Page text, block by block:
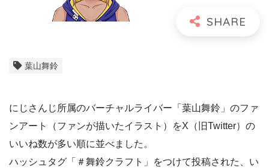
葉山舞鈴
にじさんじ所属のバーチャルライバー「葉山舞鈴」のファ
ンアート（ファンが描いたイラスト）をX（旧Twitter）の
いいね数が多い順に並べました。
ハッシュタグ「＃舞鈴クラフト」をつけて投稿された、い